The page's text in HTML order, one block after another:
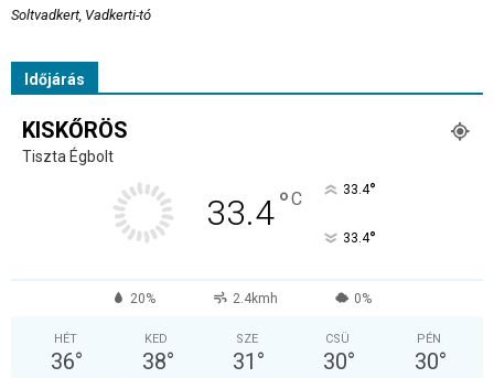
Soltvadkert, Vadkerti-tó
Időjárás
KISKŐRÖS
Tiszta Égbolt
33.4°C 33.4°
33.4°
20% 2.4kmh 0%
HÉT
36°
KED
38°
SZE
31 °
CSÜ
30°
PÉN
30°